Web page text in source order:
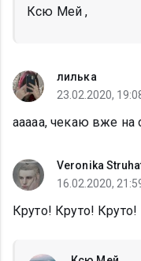
Ксю Мей ,
лилька
23.02.2020,
ааааа, чекаю вже на
Veronika
16.02.2020,
Круто! Круто!